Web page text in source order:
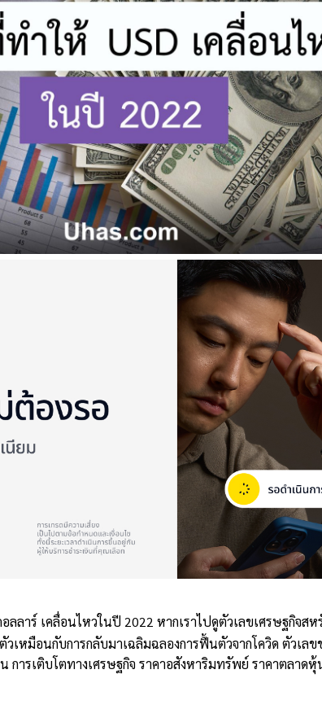
อลลาร์ เคลื่อนไหวในปี 2022 หากเราไปดูตัวเลขเศรษฐกิจสห
เหมือนกับการกลับมาเฉลิมฉลองการฟื้นตัวจากโควิด ตัวเล
การเติบโตทางเศรษฐกิจ ราคาอสังหาริมทรัพย์ ราคาตลาด